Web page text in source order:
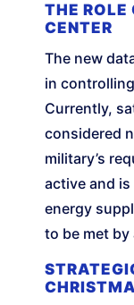
THE ROLE
CENTER
The new
in
Currently,
considered
military’s
active and
energy
to be met by